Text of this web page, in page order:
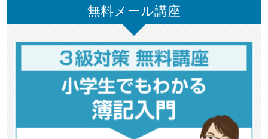
無料メール講座